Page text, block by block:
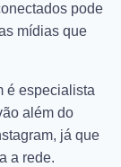
pode
mídias que
é especialista
além do
já que
a rede.